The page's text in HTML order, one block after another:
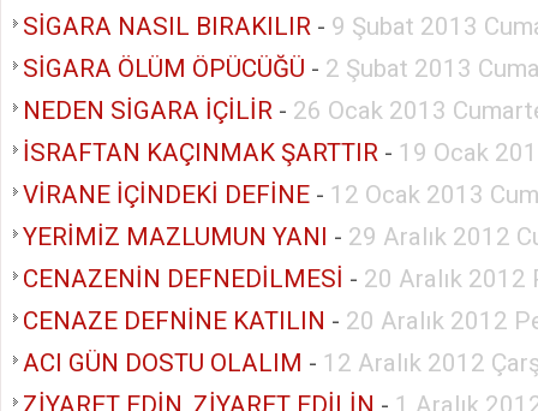
SİGARA NASIL BIRAKILIR - 9 Şubat 2013
SİGARA ÖLÜM ÖPÜCÜĞÜ - 2 Şubat 2013
NEDEN SİGARA İÇİLİR - 26 Ocak 2013
İSRAFTAN KAÇINMAK ŞARTTIR - 19 Ocak
VİRANE İÇİNDEKİ DEFİNE - 12 Ocak 2013
YERİMİZ MAZLUMUN YANI - 29 Aralık 2012
CENAZENİN DEFNEDİLMESİ - 20 Aralık 2012
CENAZE DEFNİNE KATILIN - 20 Aralık 2012
ACI GÜN DOSTU OLALIM - 12 Aralık 2012
ZİYARET EDİN, ZİYARET EDİLİN - 1 Aralık